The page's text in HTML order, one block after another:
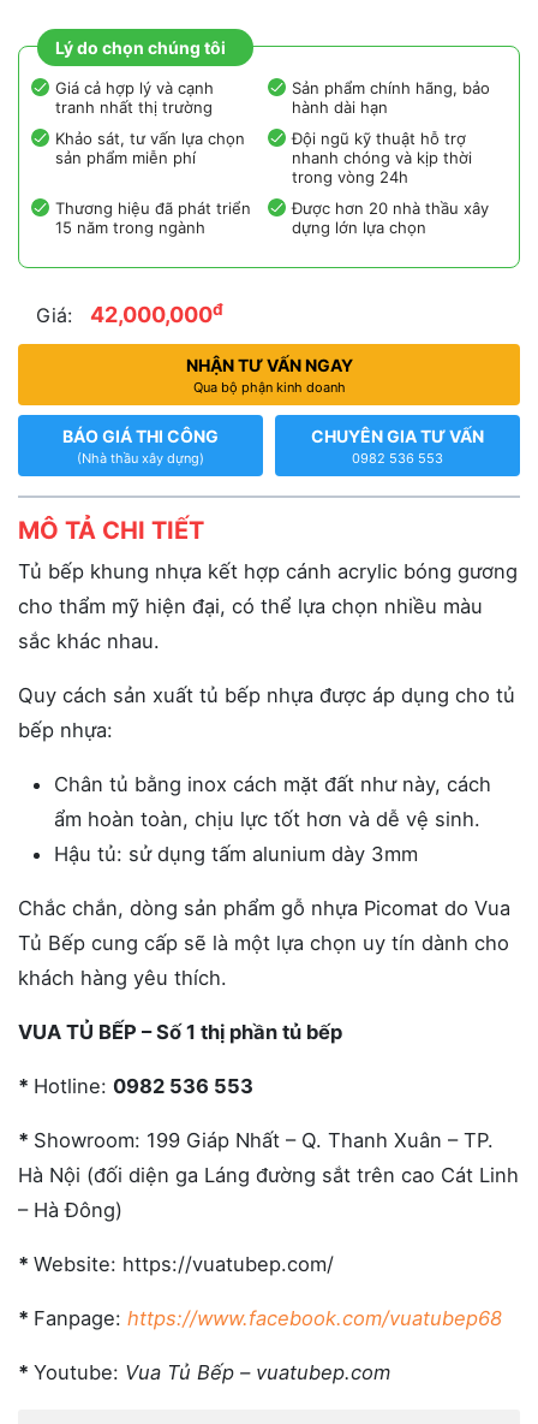
Lý do chọn chúng tôi
Giá cả hợp lý và cạnh
tranh nhất thị trường
Sản phẩm chính hãng, bảo
hành dài hạn
Khảo sát, tư vấn lựa chọn
sản phẩm miễn phí
Đội ngũ kỹ thuật hỗ trợ
nhanh chóng và kịp thời
trong vòng 24h
Thương hiệu đã phát triển
15 năm trong ngành
Được hơn 20 nhà thầu xây
dựng lớn lựa chọn
Giá: 42,000,000đ
NHẬN TƯ VẤN NGAY
Qua bộ phận kinh doanh
BÁO GIÁ THI CÔNG
(Nhà thầu xây dựng)
CHUYÊN GIA TƯ VẤN
0982 536 553
MÔ TẢ CHI TIẾT
Tủ bếp khung nhựa kết hợp cánh acrylic bóng gương
cho thẩm mỹ hiện đại, có thể lựa chọn nhiều màu
sắc khác nhau.
Quy cách sản xuất tủ bếp nhựa được áp dụng cho tủ
bếp nhựa:
Chân tủ bằng inox cách mặt đất như này, cách
ẩm hoàn toàn, chịu lực tốt hơn và dễ vệ sinh.
Hậu tủ: sử dụng tấm alunium dày 3mm
Chắc chắn, dòng sản phẩm gỗ nhựa Picomat do Vua
Tủ Bếp cung cấp sẽ là một lựa chọn uy tín dành cho
khách hàng yêu thích.
VUA TỦ BẾP – Số 1 thị phần tủ bếp
* Hotline: 0982 536 553
* Showroom: 199 Giáp Nhất – Q. Thanh Xuân – TP.
Hà Nội (đối diện ga Láng đường sắt trên cao Cát Linh
– Hà Đông)
* Website: https://vuatubep.com/
* Fanpage: https://www.facebook.com/vuatubep68
* Youtube: Vua Tủ Bếp – vuatubep.com